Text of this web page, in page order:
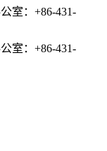
室：+86-431-
室：+86-431-